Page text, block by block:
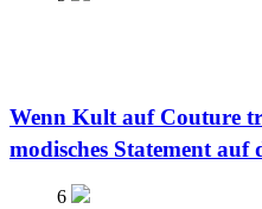
Wenn Kult auf Couture
modisches Statement
6